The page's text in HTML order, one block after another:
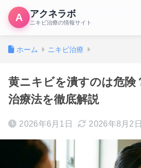
A アクネラボ
ニキビ治療の情報サイト
ホーム ニキビ治療
黄ニキビを潰すのは危険
治療法を徹底解説
2026年6月1日 2026年8月2日